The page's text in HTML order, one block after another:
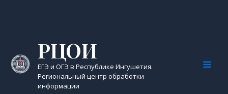
РЦОИ
ЕГЭ и ОГЭ в Республике Ингушетия.
Региональный центр обработки
информации